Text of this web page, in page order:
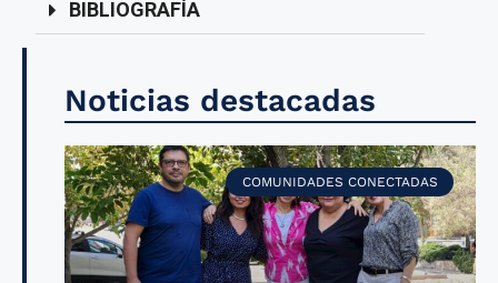
BIBLIOGRAFÍA
Noticias destacadas
COMUNIDADES CONECTADAS